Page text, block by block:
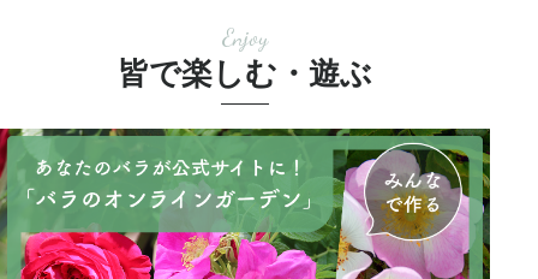
Enjoy
皆で楽しむ・遊ぶ